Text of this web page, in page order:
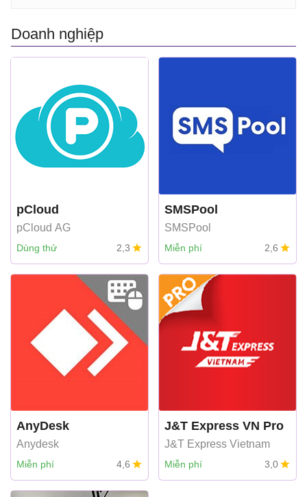
Doanh nghiệp
pCloud
pCloud AG
Dùng thử 2,3
SMSPool
SMSPool
Miễn phí 2,6
AnyDesk
Anydesk
Miễn phí 4,6
J&T Express VN Pro
J&T Express Vietnam
Miễn phí 3,0